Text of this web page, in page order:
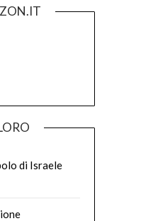
di Israele